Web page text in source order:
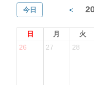
今日 <
日 月 火
26
27 28